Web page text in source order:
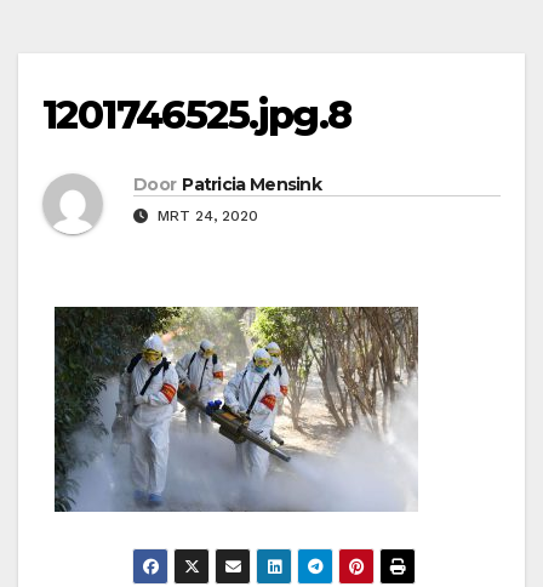
1201746525.jpg.8
Door Patricia Mensink
MRT 24, 2020